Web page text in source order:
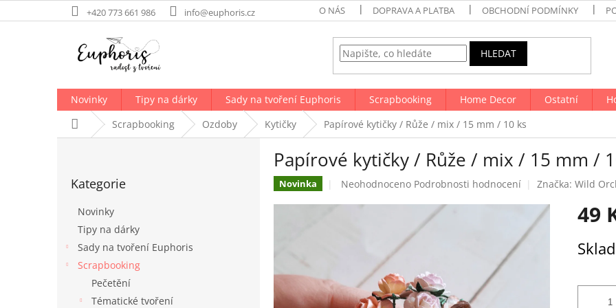
na
+420 773 661 986 info@euphoris.cz O NÁS DOPRAVA A PLATBA OBCHODNÍ PODMÍNKY
HLEDAT
Novinky Tipy na dárky Sady na tvoření Euphoris Scrapbooking Home Decor Ostatní
Domů Scrapbooking Ozdoby Kytičky Papírové kytičky / Růže / mix / 15 mm / 10 ks
kategorie
Kategorie
Novinky
Tipy na dárky
Sady na tvoření Euphoris
Scrapbooking
Pečetění
Tématické tvoření
Papírové kytičky / Růže / mix / 15 mm /
Novinka
Průměrné
hvězdiček.
Neohodnoceno Podrobnosti hodnocení Značka: Wild
49
cena: